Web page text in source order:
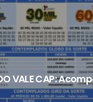
VALE CAP: